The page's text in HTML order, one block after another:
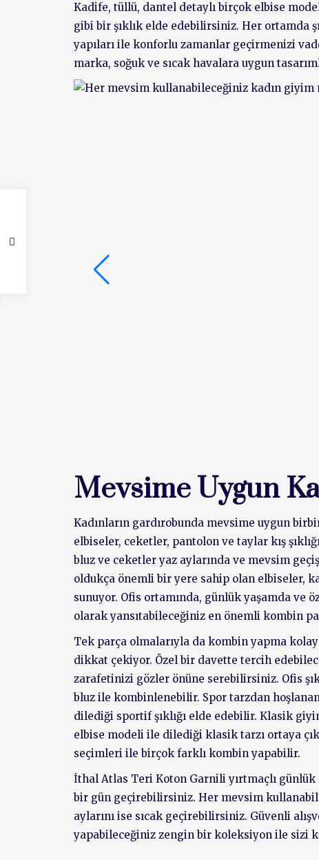
Kadife, tüllü, dantel detaylı birçok elbise
gibi bir şıklık elde edebilirsiniz. Her ortamda
yapıları ile konforlu zamanlar geçirmenizi
marka, soğuk ve sıcak havalara uygun
Mevsime Uygun
Kadınların gardırobunda mevsime uygun
elbiseler, ceketler, pantolon ve taylar kış
bluz ve ceketler yaz aylarında ve mevsim
oldukça önemli bir yere sahip olan elbiseler,
sunuyor. Ofis ortamında, günlük yaşamda ve
olarak yansıtabileceğiniz en önemli kombin
Tek parça olmalarıyla da kombin yapma
dikkat çekiyor. Özel bir davette tercih
zarafetinizi gözler önüne serebilirsiniz. Ofis
bluz ile kombinlenebilir. Spor tarzdan
dilediği sportif şıklığı elde edebilir. Klasik
elbise modeli ile dilediği klasik tarzı ortaya
seçimleri ile birçok farklı kombin yapabilir.
İthal Atlas Teri Koton Garnili yırtmaçlı
bir gün geçirebilirsiniz. Her mevsim
aylarını ise sıcak geçirebilirsiniz. Güvenli
yapabileceğiniz zengin bir koleksiyon ile sizi